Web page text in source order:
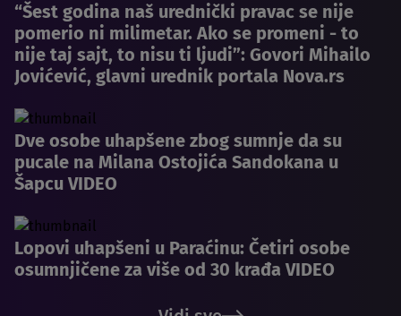
“Šest godina naš urednički pravac se nije
pomerio ni milimetar. Ako se promeni - to
nije taj sajt, to nisu ti ljudi”: Govori Mihailo
Jovićević, glavni urednik portala Nova.rs
Dve osobe uhapšene zbog sumnje da su
pucale na Milana Ostojića Sandokana u
Šapcu VIDEO
Lopovi uhapšeni u Paraćinu: Četiri osobe
osumnjičene za više od 30 krađa VIDEO